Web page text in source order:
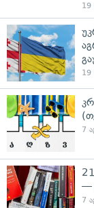
19
19
7
—
7